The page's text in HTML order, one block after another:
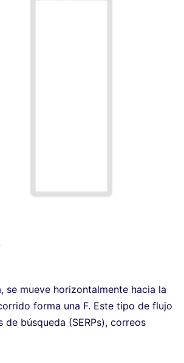
se mueve horizontalmente hacia la
forma una F. Este tipo de flujo
búsqueda (SERPs), correos